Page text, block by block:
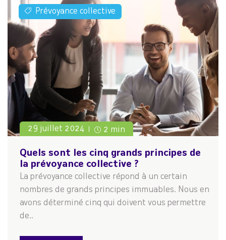
Prévoyance collective
29 juillet 2024 2 min
Quels sont les cinq grands principes de
la prévoyance collective ?
La prévoyance collective répond à un certain
nombres de grands principes immuables. Nous en
avons déterminé cinq qui doivent vous permettre
de..